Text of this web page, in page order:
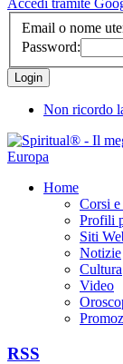
Accedi tramite
Email o nome
Password:
Non ricordo
Home
Corsi e
Profili
Siti
Notizie
Cultura
Video
RSS